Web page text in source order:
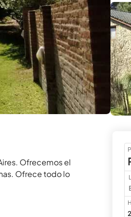
Ofrecemos el
Ofrece todo lo